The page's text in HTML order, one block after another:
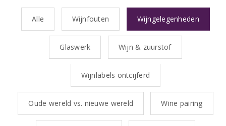
Alle Wijnfouten Wijngelegenheden
Glaswerk Wijn & zuurstof
Wijnlabels ontcijferd
Oude wereld vs. nieuwe wereld Wine pairing